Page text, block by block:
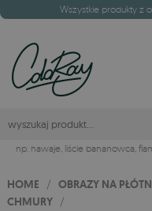
Wszystkie produkty z
np. hawaje, liście bananowca,
HOME / OBRAZY NA
CHMURY /